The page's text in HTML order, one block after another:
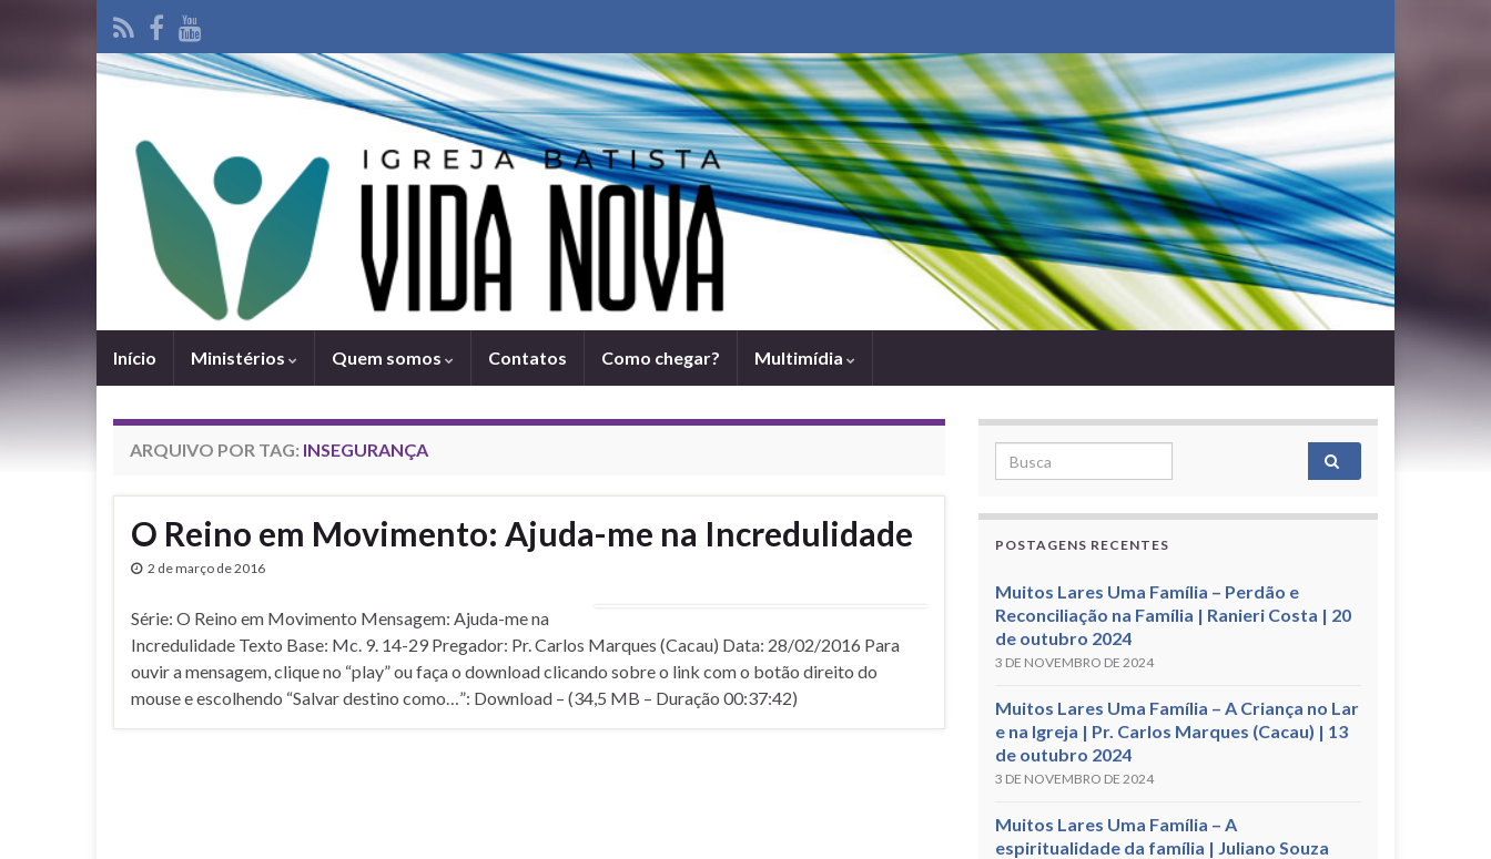
Iní­cio Ministérios Quem somos Contatos Como chegar? Multimídia
ARQUIVO POR TAG: INSEGURANÇA
O Reino em Movimento: Ajuda-me na Incredulidade
2 de março de 2016
Série: O Reino em Movimento Mensagem: Ajuda-me na
Incredulidade Texto Base: Mc. 9. 14-29 Pregador: Pr. Carlos Marques (Cacau) Data: 28/02/2016 Para
ouvir a mensagem, clique no “play” ou faça o download clicando sobre o link com o botão direito do
mouse e escolhendo “Salvar destino como…”: Download – (34,5 MB – Duração 00:37:42)
Search for:
POSTAGENS RECENTES
Muitos Lares Uma Família – Perdão e
Reconciliação na Família | Ranieri Costa | 20
de outubro 2024
3 DE NOVEMBRO DE 2024
Muitos Lares Uma Família – A Criança no Lar
e na Igreja | Pr. Carlos Marques (Cacau) | 13
de outubro 2024
3 DE NOVEMBRO DE 2024
Muitos Lares Uma Família – A
espiritualidade da família | Juliano Souza